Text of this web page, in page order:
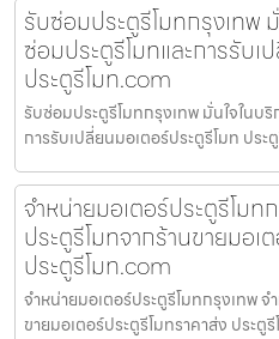
รับซ่อมประตูรีโมทกรุงเทพ
ซ่อมประตูรีโมทและการรับเ
ประตูรีโมท.com
รับซ่อมประตูรีโมทกรุงเทพ มั่นใจในบ
การรับเปลี่ยนมอเตอร์ประตูรีโมท ปร
จำหน่ายมอเตอร์ประตูรีโมท
ประตูรีโมทจากร้านขายมอเ
ประตูรีโมท.com
จำหน่ายมอเตอร์ประตูรีโมทกรุงเทพ จ
ขายมอเตอร์ประตูรีโมทราคาส่ง ประ